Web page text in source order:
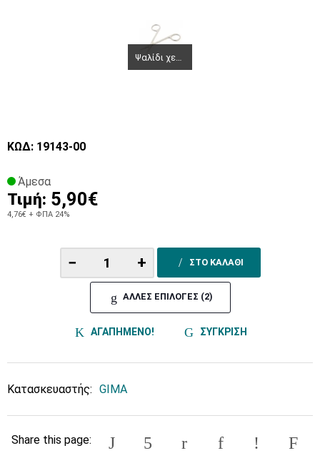
ΚΩΔ: 19143-00
Άμεσα
Τιμή: 5,90€
4,76€ + ΦΠΑ 24%
− + ΣΤΟ ΚΑΛΑΘΙ
ΑΛΛΕΣ ΕΠΙΛΟΓΕΣ (2)
ΑΓΑΠΗΜΕΝΟ! ΣΥΓΚΡΙΣΗ
Κατασκευαστής: GIMA
Share this page: